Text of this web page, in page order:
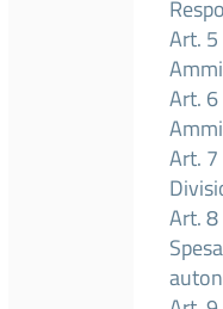
Art.
Art.
Art.
Art.